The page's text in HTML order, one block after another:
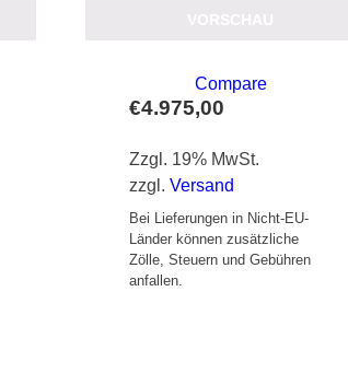
€4.975,00
Zzgl. 19% MwSt.
zzgl.Versand
Bei Lieferungen in Nicht-EU-
Länder können zusätzliche
Zölle, Steuern und Gebühren
anfallen.
Compare